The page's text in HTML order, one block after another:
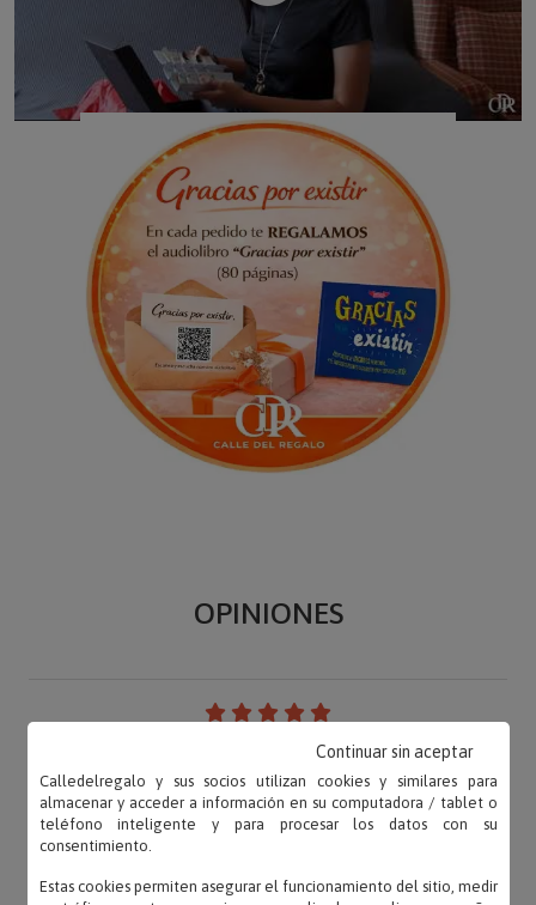
OPINIONES
Pablo – 28/08/2024
«La he comprado para regalo y ha gustado mucho.»
Andrea – 10/08/2024
Calledelregalo y sus socios utilizan cookies y similares para
almacenar y acceder a información en su computadora / tablet o
teléfono inteligente y para procesar los datos con su
consentimiento.
Estas cookies permiten asegurar el funcionamiento del sitio, medir
Continuar sin aceptar